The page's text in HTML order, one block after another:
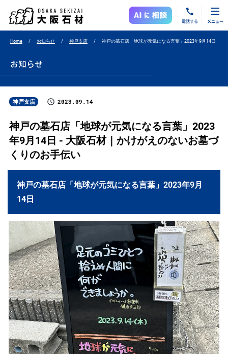
電話する メニュー
Home お知らせ 神戸支店 神戸の墓石店「地球が元気になる言葉」2023年9月14日
お知らせ
神戸支店 2023.09.14
神戸の墓石店「地球が元気になる言葉」2023
年9月14日 - 大阪石材｜かけがえのないお墓づ
くりのお手伝い
神戸の墓石店「地球が元気になる言葉」2023年9月
14日